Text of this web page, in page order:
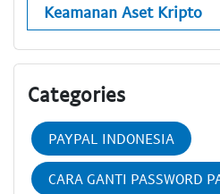
Keamanan Aset Kripto
Categories
PAYPAL INDONESIA
CARA GANTI PASSWORD